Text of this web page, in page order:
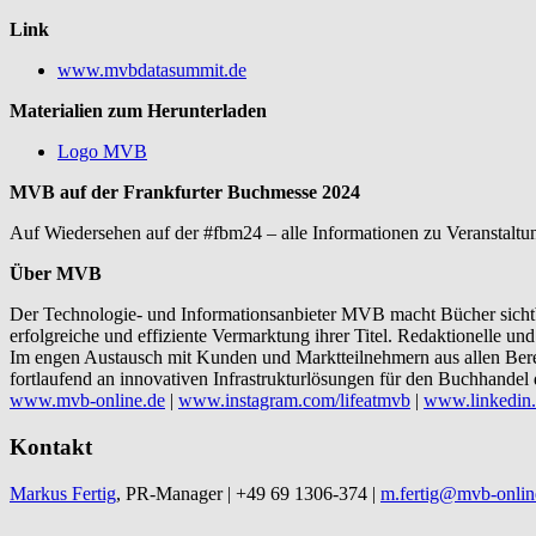
Link
www.mvbdatasummit.de
Materialien zum Herunterladen
Logo MVB
MVB auf der Frankfurter Buchmesse 2024
Auf Wiedersehen auf der #fbm24 – alle Informationen zu
Über MVB
Der Technologie- und Informationsanbieter MVB macht Bücher
erfolgreiche und effiziente Vermarktung ihrer Titel. Redaktionelle
Im engen Austausch mit Kunden und Marktteilnehmern aus allen
fortlaufend an innovativen Infrastrukturlösungen für den
www.mvb-online.de | www.instagram.com/lifeatmvb |
Kontakt
Markus Fertig, PR-Manager | +49 69 1306-374 | m.fertig@mvb-